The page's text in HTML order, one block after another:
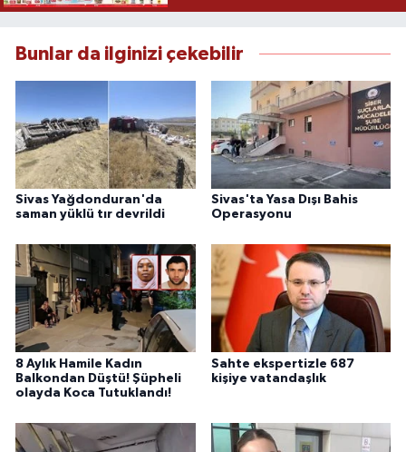
Bunlar da ilginizi çekebilir
Sivas Yağdonduran'da
saman yüklü tır devrildi
Sivas'ta Yasa Dışı Bahis
Operasyonu
8 Aylık Hamile Kadın
Balkondan Düştü! Şüpheli
olayda Koca Tutuklandı!
Sahte ekspertizle 687
kişiye vatandaşlık